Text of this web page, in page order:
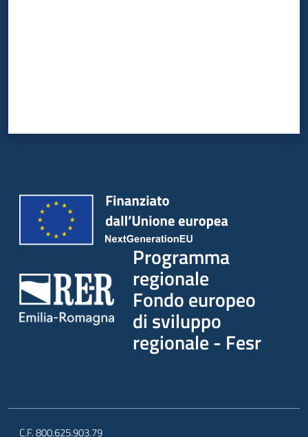
Programma
regionale
Fondo europeo
di sviluppo
regionale - Fesr
C.F. 800.625.903.79